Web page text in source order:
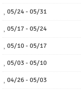
05/24 - 05/31
05/17 - 05/24
05/10 - 05/17
05/03 - 05/10
04/26 - 05/03